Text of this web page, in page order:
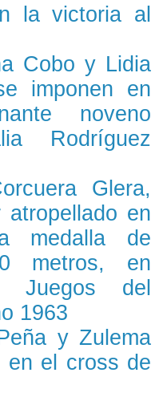
la victoria al
Cobo y Lidia
imponen en
noveno
Rodríguez
Glera,
en
medalla de
metros, en
Juegos del
1963
y Zulema
en el cross de